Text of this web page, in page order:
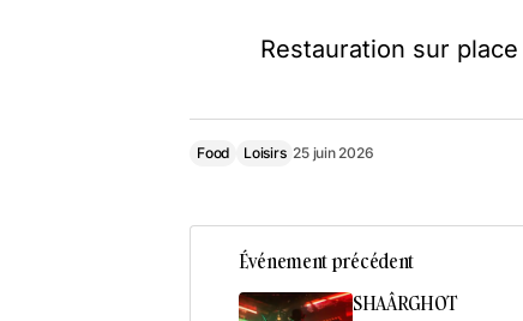
Restauration sur
Food Loisirs 25 juin 2026
Événement précédent
SHAÂRGHOT